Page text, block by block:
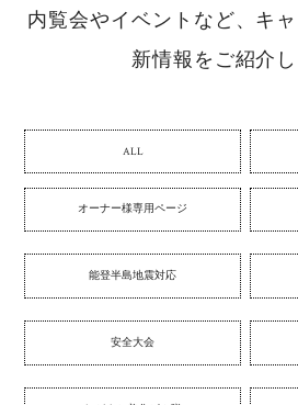
内覧会やイベントなど、キ
新情報をご紹介し
ALL
オーナー様専用ページ
能登半島地震対応
安全大会